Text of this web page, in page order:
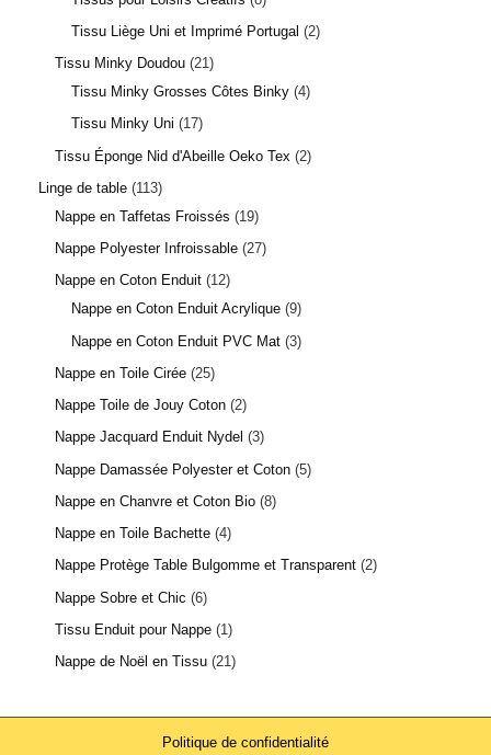
Tissu Liège Uni et Imprimé Portugal
2
Tissu Minky Doudou 21
Tissu Minky Grosses Côtes Binky 4
Tissu Minky Uni
17
Tissu Éponge Nid d'Abeille Oeko Tex
2
Linge de table 113
Nappe en Taffetas Froissés
19
Nappe Polyester Infroissable 27
Nappe en Coton Enduit 12
Nappe en Coton Enduit Acrylique 9
Nappe en Coton Enduit PVC Mat 3
Nappe en Toile Cirée 25
Nappe Toile de Jouy Coton 2
Nappe Jacquard Enduit Nydel
3
Nappe Damassée Polyester et Coton 5
Nappe en Chanvre et Coton Bio 8
Nappe en Toile Bachette 4
Nappe Protège Table Bulgomme et Transparent 2
Nappe Sobre et Chic 6
Tissu Enduit pour Nappe 1
Nappe de Noël en Tissu 21
Politique de confidentialité